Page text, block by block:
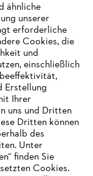
ähnliche
unserer
erforderliche
Cookies, die
und
einschließlich
Erstellung
Ihrer
uns und Dritten
Dritten können
des
Unter
finden Sie
Cookies.